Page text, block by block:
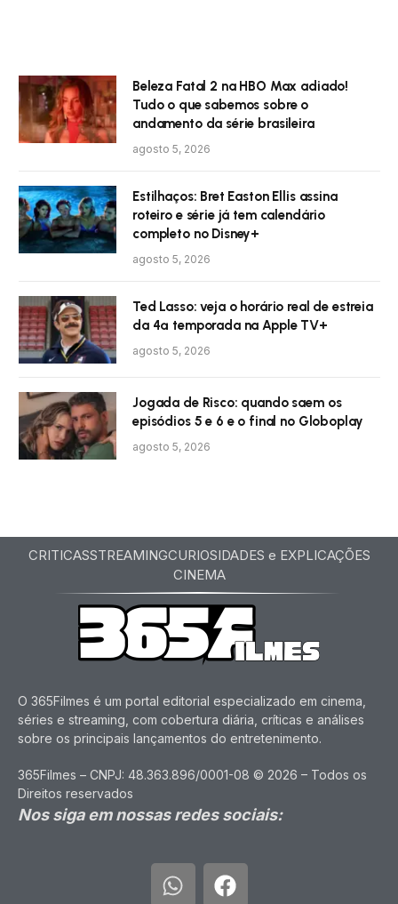
Beleza Fatal 2 na HBO Max adiado!
Tudo o que sabemos sobre o
andamento da série brasileira
agosto 5, 2026
Estilhaços: Bret Easton Ellis assina
roteiro e série já tem calendário
completo no Disney+
agosto 5, 2026
Ted Lasso: veja o horário real de estreia
da 4ª temporada na Apple TV+
agosto 5, 2026
Jogada de Risco: quando saem os
episódios 5 e 6 e o final no Globoplay
agosto 5, 2026
CRITICASSTREAMINGCURIOSIDADES e EXPLICAÇÕES
CINEMA
O 365Filmes é um portal editorial especializado em cinema,
séries e streaming, com cobertura diária, críticas e análises
sobre os principais lançamentos do entretenimento.
365Filmes – CNPJ: 48.363.896/0001-08 © 2026 – Todos os
Direitos reservados
Nos siga em nossas redes sociais: